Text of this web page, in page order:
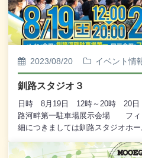
2023/08/20 イベント情
釧路スタジオ３
日時 8月19日 12時～20時 20日
路河畔第一駐車場展示会場 フィ
細につきましては釧路スタジオホ